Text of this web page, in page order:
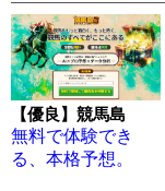
【優良】競馬島
無料で体験でき
る、本格予想。